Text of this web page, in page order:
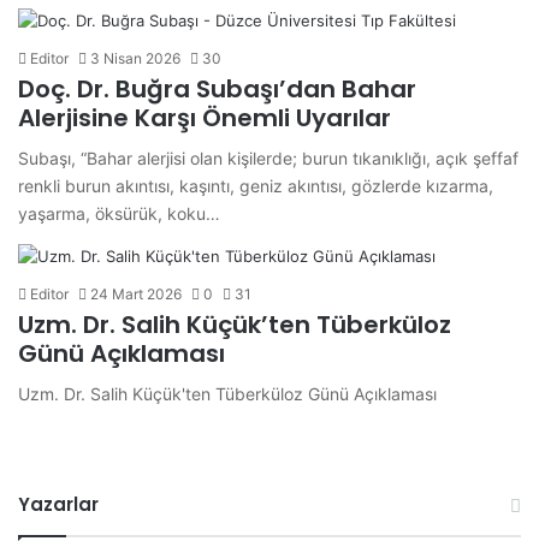
Editor 3 Nisan 2026 30
Doç. Dr. Buğra Subaşı’dan Bahar
Alerjisine Karşı Önemli Uyarılar
Subaşı, “Bahar alerjisi olan kişilerde; burun tıkanıklığı, açık şeffaf
renkli burun akıntısı, kaşıntı, geniz akıntısı, gözlerde kızarma,
yaşarma, öksürük, koku…
Editor 24 Mart 2026 0 31
Uzm. Dr. Salih Küçük’ten Tüberküloz
Günü Açıklaması
Uzm. Dr. Salih Küçük'ten Tüberküloz Günü Açıklaması
Yazarlar